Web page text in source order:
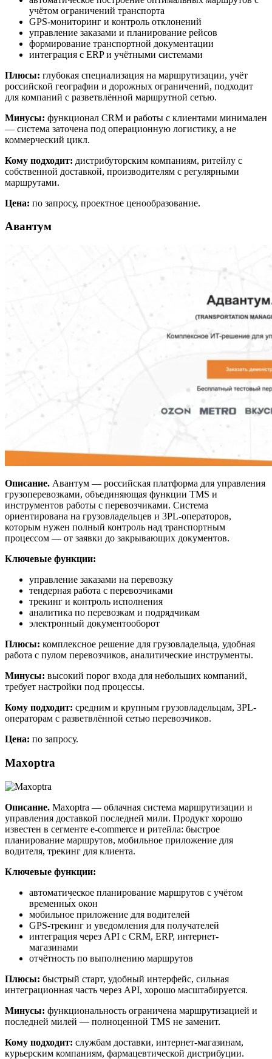
учётом ограничений транспорта
GPS-мониторинг и контроль отклонений
управление заказами и планирование рейсов
формирование транспортной документации
интеграция с ERP и учётными системами
Плюсы: глубокая специализация на маршрутизации, учёт
российской географии и дорожных ограничений, подходит
для компаний с разветвлённой маршрутной сетью.
Минусы: функционал CRM и работы с клиентами минимален
— система заточена под операционную логистику, а не
коммерческий цикл.
Кому подходит: дистрибуторским компаниям, ритейлу с
собственной доставкой, производителям с регулярными
маршрутами.
Цена: по запросу, проектное ценообразование.
Авантум
Описание. Авантум — российская платформа для управления
грузоперевозками, объединяющая функции TMS и
инструментов работы с перевозчиками. Система
ориентирована на грузовладельцев и 3PL-операторов,
которым нужен полный контроль над транспортным
процессом — от заявки до закрывающих документов.
Ключевые функции:
управление заказами на перевозку
тендерная работа с перевозчиками
трекинг и контроль исполнения
аналитика по перевозкам и подрядчикам
электронный документооборот
Плюсы: комплексное решение для грузовладельца, удобная
работа с пулом перевозчиков, аналитические инструменты.
Минусы: высокий порог входа для небольших компаний,
требует настройки под процессы.
Кому подходит: средним и крупным грузовладельцам, 3PL-
операторам с разветвлённой сетью перевозчиков.
Цена: по запросу.
Maxoptra
Описание. Maxoptra — облачная система маршрутизации и
управления доставкой последней мили. Продукт хорошо
известен в сегменте e-commerce и ритейла: быстрое
планирование маршрутов, мобильное приложение для
водителя, трекинг для клиента.
Ключевые функции:
автоматическое планирование маршрутов с учётом
временны́х окон
мобильное приложение для водителей
GPS-трекинг и уведомления для получателей
интеграция через API с CRM, ERP, интернет-
магазинами
отчётность по выполнению маршрутов
Плюсы: быстрый старт, удобный интерфейс, сильная
интеграционная часть через API, хорошо масштабируется.
Минусы: функциональность ограничена маршрутизацией и
последней милей — полноценной TMS не заменит.
Кому подходит: службам доставки, интернет-магазинам,
курьерским компаниям, фармацевтической дистрибуции.